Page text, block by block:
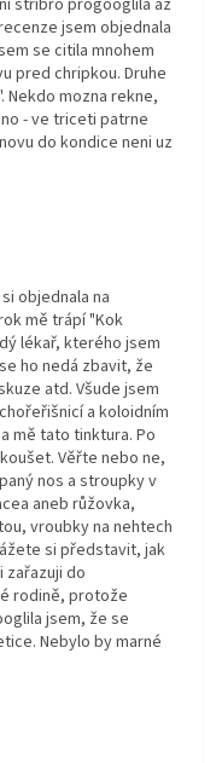
stribro progooglila az
jsem objednala
se citila mnohem
pred chripkou. Druhe
Nekdo mozna rekne,
- ve triceti patrne
do kondice neni uz
hvězdiček.
objednala na
mě trápí "Kok
lékař, kterého jsem
ho nedá zbavit, že
atd. Všude jsem
a koloidním
mě tato tinktura. Po
Věřte nebo ne,
nos a stroupky v
aneb růžovka,
vroubky na nehtech
si představit, jak
zařazuji do
rodině, protože
jsem, že se
Nebylo by marné
hvězdiček.